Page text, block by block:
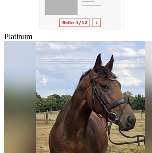
Platinum